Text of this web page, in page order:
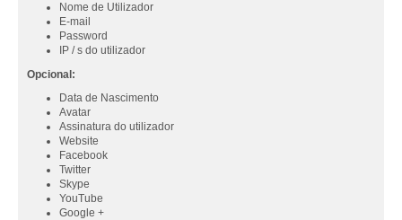
Nome de Utilizador
E-mail
Password
IP / s do utilizador
Opcional:
Data de Nascimento
Avatar
Assinatura do utilizador
Website
Facebook
Twitter
Skype
YouTube
Google +